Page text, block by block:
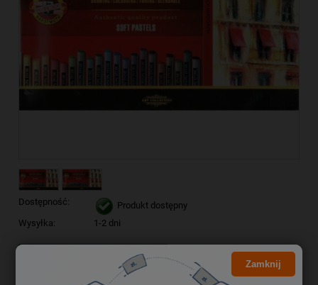
Dostępność:
Produkt dostępny
Wysyłka:
1-2 dni
Kliknij i NEGOCJUJ CENĘ
120,50 zł
Zamknij